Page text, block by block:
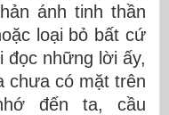
ảnánh tinh thần
ặc loại bỏ bất cứ
đọc những l ời ấy,
chưa cómặt trên
ớ đến ta, cầu